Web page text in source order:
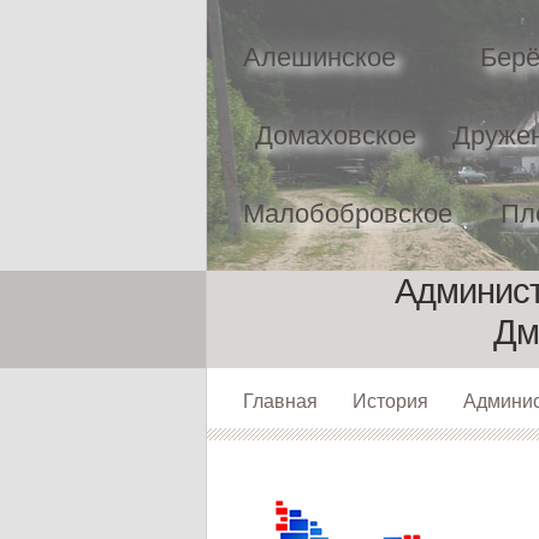
Алешинское
Домаховское
Малобобровское
Главная История